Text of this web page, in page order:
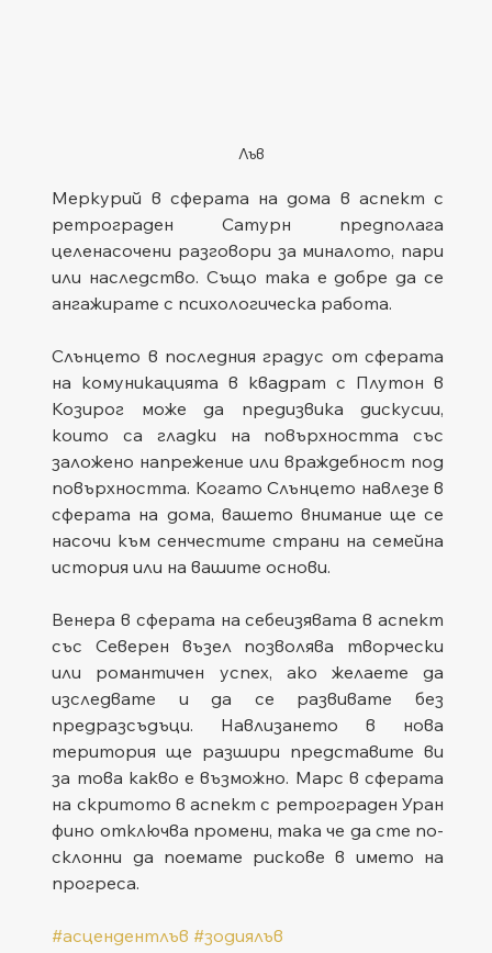
Лъв
Меркурий в сферата на дома в аспект с
ретрограден Сатурн предполага
целенасочени разговори за миналото, пари
или наследство. Също така е добре да се
ангажирате с психологическа работа.
Слънцето в последния градус от сферата
на комуникацията в квадрат с Плутон в
Козирог може да предизвика дискусии,
които са гладки на повърхността със
заложено напрежение или враждебност под
повърхността. Когато Слънцето навлезе в
сферата на дома, вашето внимание ще се
насочи към сенчестите страни на семейна
история или на вашите основи.
Венера в сферата на себеизявата в аспект
със Северен възел позволява творчески
или романтичен успех, ако желаете да
изследвате и да се развивате без
предразсъдъци. Навлизането в нова
територия ще разшири представите ви
за това какво е възможно. Марс в сферата
на скритото в аспект с ретрограден Уран
фино отключва промени, така че да сте по-
склонни да поемате рискове в името на
прогреса.
#асцендентлъв #зодиялъв